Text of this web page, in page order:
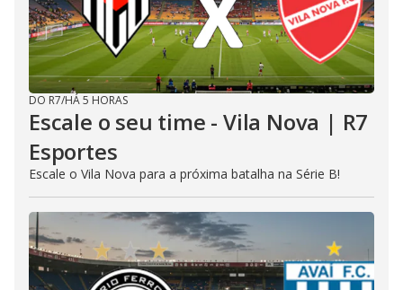
DO R7/HÁ 5 HORAS
Escale o seu time - Vila Nova | R7
Esportes
Escale o Vila Nova para a próxima batalha na Série B!